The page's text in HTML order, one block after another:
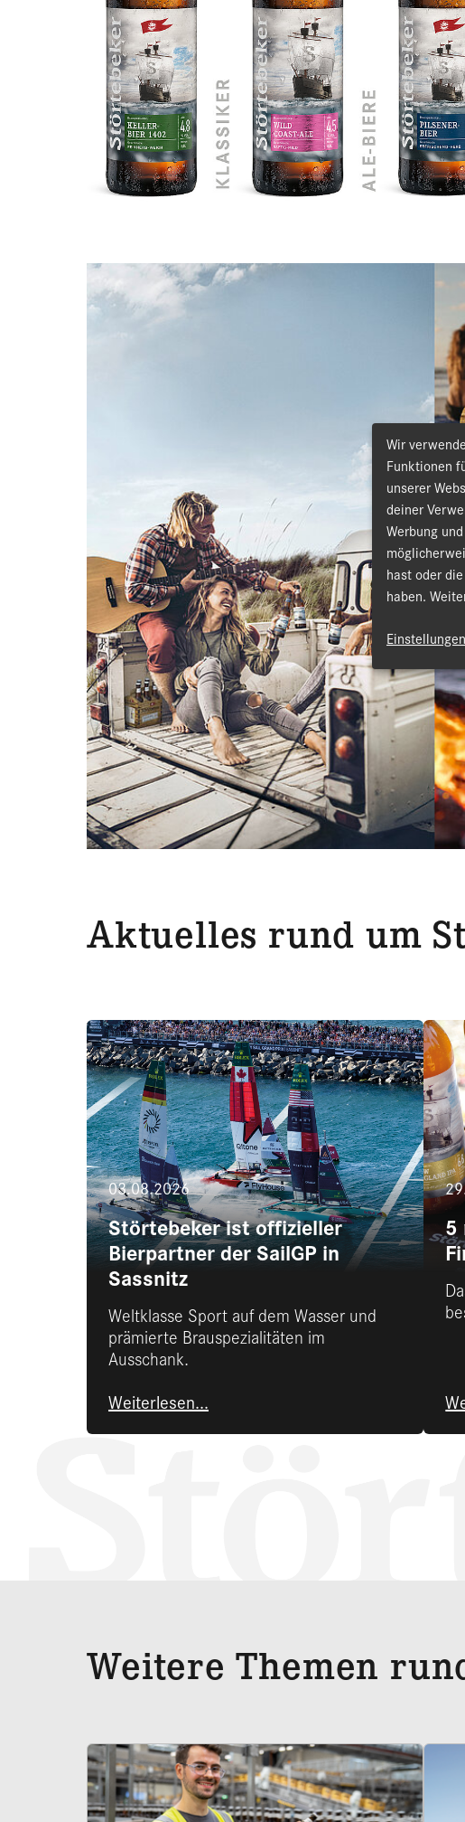
Aktuelles rund um
03.08.2026
Störtebeker ist offizieller
Bierpartner der SailGP in
Sassnitz
Weltklasse Sport auf dem Wasser und
prämierte Brauspezialitäten im
Ausschank.
Weiterlesen...
5
Weitere Themen
Wir
Funktionen
unserer
deiner
Werbung
hast oder
haben.